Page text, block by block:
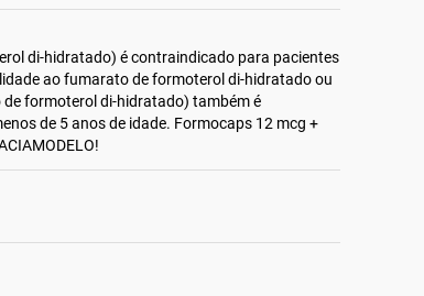
di-hidratado) é contraindicado para pacientes
ao fumarato de formoterol di-hidratado ou
formoterol di-hidratado) também é
de 5 anos de idade. Formocaps 12 mcg +